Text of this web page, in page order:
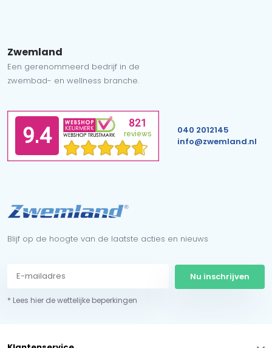
Zwemland
Een gerenommeerd bedrijf in de
zwembad- en wellness branche.
040 2012145
info@zwemland.nl
Blijf op de hoogte van de laatste acties en nieuws
Nu inschrijven
* Lees hier de wettelijke beperkingen